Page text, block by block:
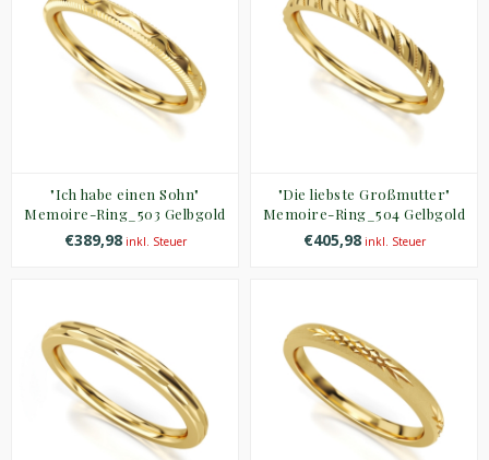
"Ich habe einen Sohn"
Memoire-Ring_503 Gelbgold
€389,98inkl. Steuer
"Die liebste Großmutter"
Memoire-Ring_504 Gelbgold
€405,98inkl. Steuer